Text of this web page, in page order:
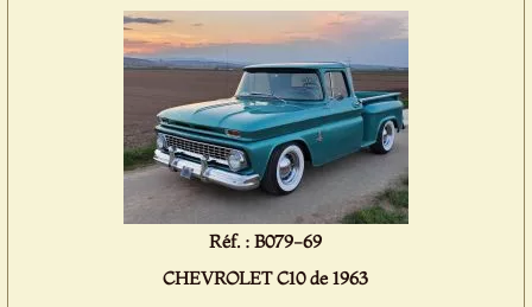
Réf. : B079-69
CHEVROLET C10 de 1963